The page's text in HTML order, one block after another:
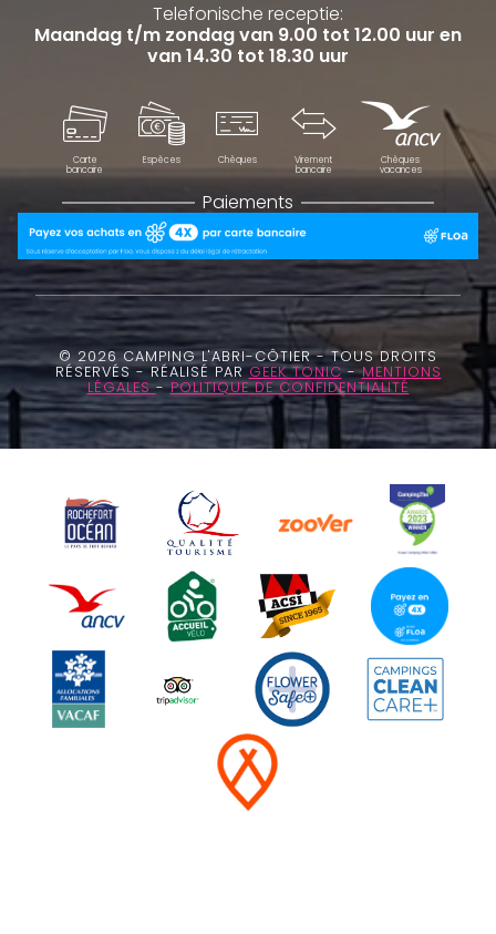
Telefonische receptie:
Maandag t/m zondag van 9.00 tot 12.00 uur en
van 14.30 tot 18.30 uur
Carte
bancaire
Espèces Chèques
Virement
bancaire
Chèques
vacances
Paiements
© 2026 CAMPING L'ABRI-CÔTIER - TOUS DROITS
RÉSERVÉS - RÉALISÉ PARGEEK TONIC-MENTIONS
LÉGALES-POLITIQUE DE CONFIDENTIALITÉ